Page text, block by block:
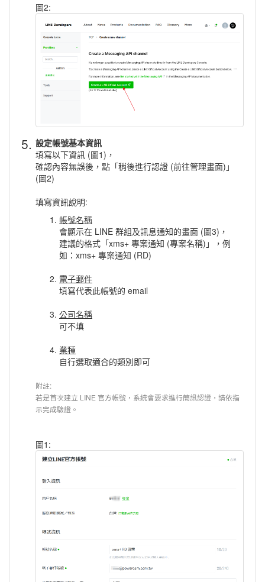
圖2:
5. 設定帳號基本資訊
填寫以下資訊 (圖1)，
確認內容無誤後，點「稍後進行認證 (前往管理畫面)」
(圖2)
填寫資訊說明:
帳號名稱
會顯示在 LINE 群組及訊息通知的畫面 (圖3)，
建議的格式「xms+ 專案通知 (專案名稱)」，例
如：xms+ 專案通知 (RD)
電子郵件
填寫代表此帳號的 email
公司名稱
可不填
業種
自行選取適合的類別即可
附註:
若是首次建立 LINE 官方帳號，系統會要求進行簡訊認證，請依指
示完成驗證。
圖1: